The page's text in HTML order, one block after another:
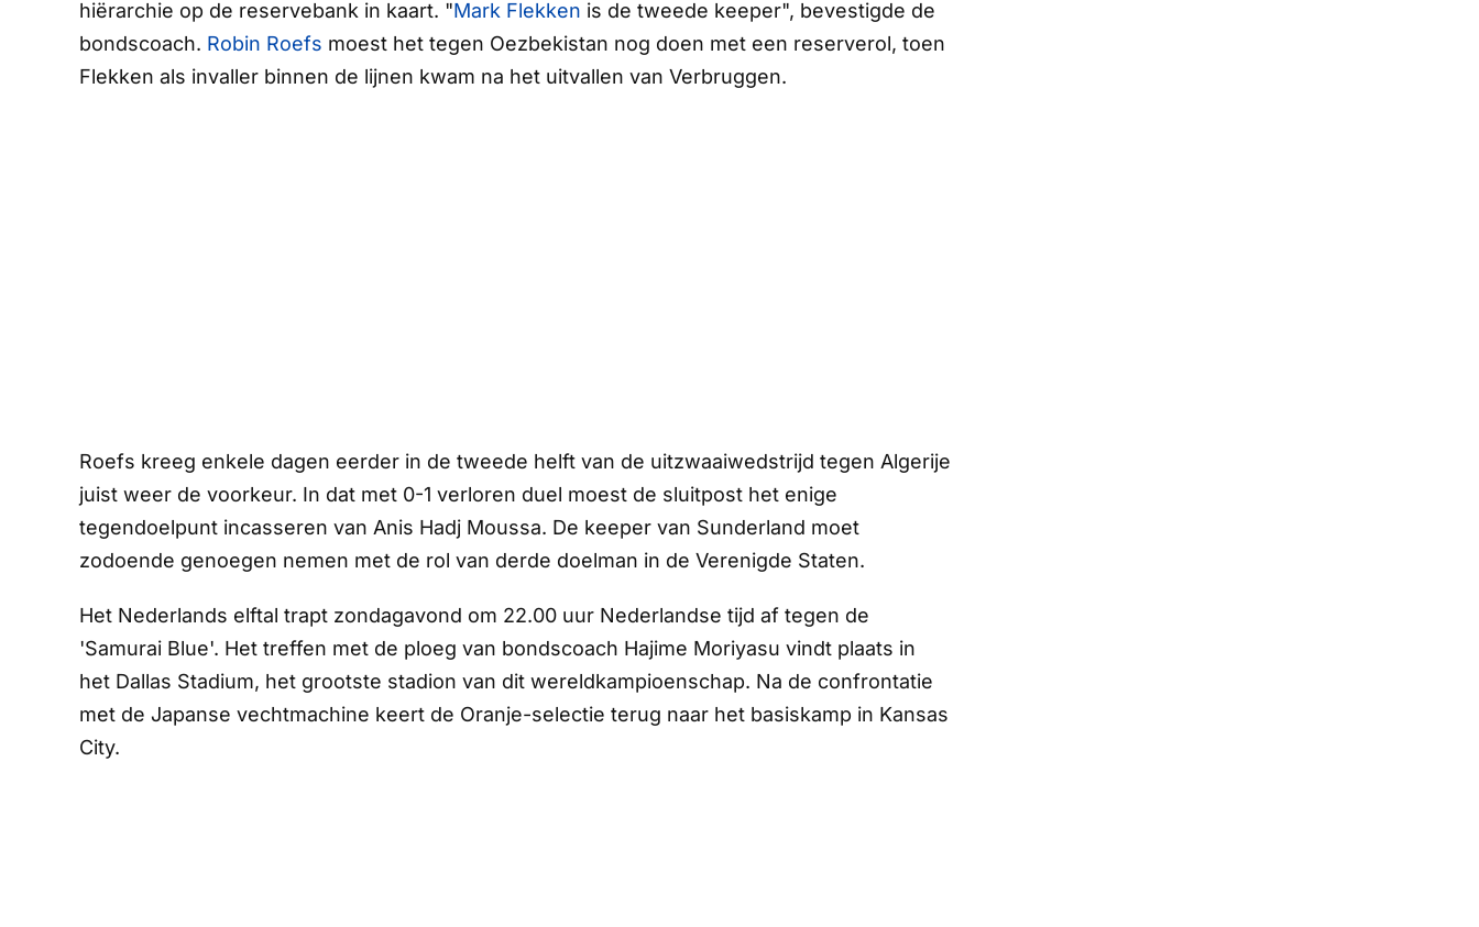
hiërarchie op de reservebank in kaart. "Mark Flekken is de tweede keeper", bevestigde de
bondscoach. Robin Roefs moest het tegen Oezbekistan nog doen met een reserverol, toen
Flekken als invaller binnen de lijnen kwam na het uitvallen van Verbruggen.
Roefs kreeg enkele dagen eerder in de tweede helft van de uitzwaaiwedstrijd tegen Algerije
juist weer de voorkeur. In dat met 0-1 verloren duel moest de sluitpost het enige
tegendoelpunt incasseren van Anis Hadj Moussa. De keeper van Sunderland moet
zodoende genoegen nemen met de rol van derde doelman in de Verenigde Staten.
Het Nederlands elftal trapt zondagavond om 22.00 uur Nederlandse tijd af tegen de
'Samurai Blue'. Het treffen met de ploeg van bondscoach Hajime Moriyasu vindt plaats in
het Dallas Stadium, het grootste stadion van dit wereldkampioenschap. Na de confrontatie
met de Japanse vechtmachine keert de Oranje-selectie terug naar het basiskamp in Kansas
City.